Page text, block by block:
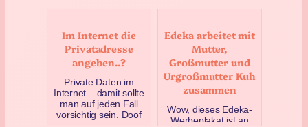
Edeka arbeitet mit
Mutter,
Großmutter und
Urgroßmutter Kuh
zusammen
Wow, dieses Edeka-
Werbeplakat ist an
andere) w…
Juni 1, 2023
der…
Januar 23, 2023
Im Internet die
Privatadresse
angeben..?
Private Daten im
Internet – damit sollte
man auf jeden Fall
vorsichtig sein. Doof